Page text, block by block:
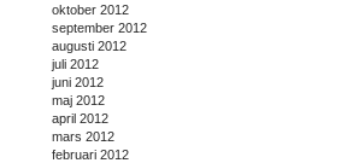
oktober 2012
september 2012
augusti 2012
juli 2012
juni 2012
maj 2012
april 2012
mars 2012
februari 2012